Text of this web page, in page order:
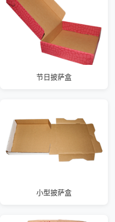
节日披萨盒
小型披萨盒